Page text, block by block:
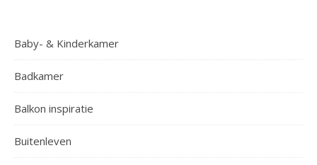
Baby- & Kinderkamer
Badkamer
Balkon inspiratie
Buitenleven